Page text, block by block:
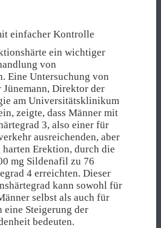
einfacher Kontrolle
ein wichtiger
von
Eine Untersuchung von
Jünemann, Direktor der
am Universitätsklinikum
zeigte, dass Männer mit
3, also einer für
ausreichenden, aber
Erektion, durch die
mg Sildenafil zu 76
4 erreichten. Dieser
kann sowohl für
selbst als auch für
eine Steigerung der
bedeuten.